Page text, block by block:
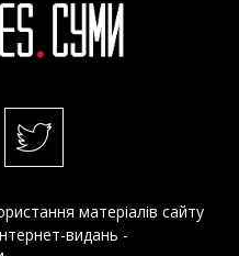
матеріалів сайту
видань -